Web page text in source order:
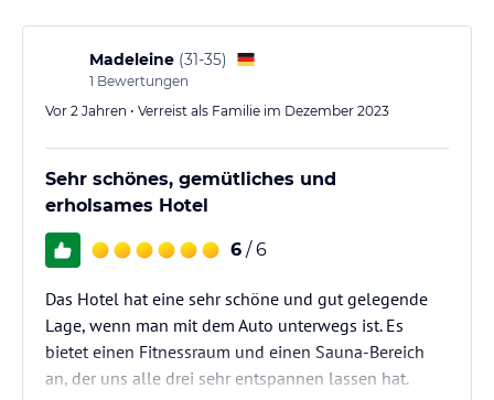
Sonstige Einrichtungen und Services
Folgende Servieleistungen stehen im Haus zur Verüfung
- Fitnessraum
- Sauna
- Aufenthaltsraum mit Leseecke
- Tischtennis
- Waschmaschine / Trockner
- Frühstück-Brötchen-Service
Jede Wohnung ist mit Föhn, TV, Radio, Mikrowelle, Spülmaschine,
Hinweis: Allgemeine und unverbindliche
Hoteliers-/Veranstalter-/Kataloginformationen. Alle Angaben
ohne Gewähr und ohne Prüfung durch HolidayCheck. Bitte
Madeleine (31-35)
1 Bewertungen
Vor 2 Jahren • Verreist als Familie im Dezember 2023
Sehr schönes, gemütliches und
erholsames Hotel
6 / 6
Das Hotel hat eine sehr schöne und gut gelegende
Lage, wenn man mit dem Auto unterwegs ist. Es
bietet einen Fitnessraum und einen Sauna-Bereich
an, der uns alle drei sehr entspannen lassen hat.